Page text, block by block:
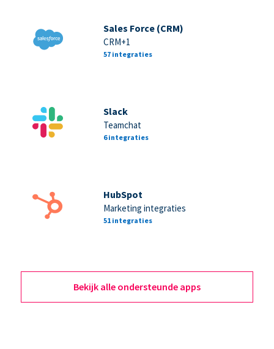
Sales Force (CRM)
CRM+1
57 integraties
Slack
Teamchat
6 integraties
HubSpot
Marketing integraties
51 integraties
Bekijk alle ondersteunde apps